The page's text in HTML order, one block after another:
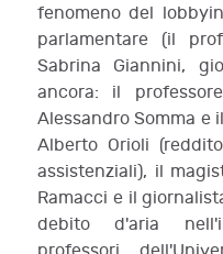
fenomeno del
parlamentare (il
Sabrina Giannini,
ancora: il
Alessandro Somma e
Alberto Orioli
assistenziali), il
Ramacci e il
debito d'aria